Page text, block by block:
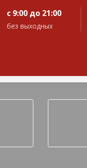
с 9:00 до 21:00
без выходных